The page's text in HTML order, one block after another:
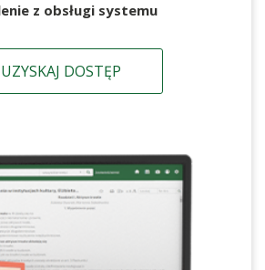
z obsługi systemu
UZYSKAJ DOSTĘP